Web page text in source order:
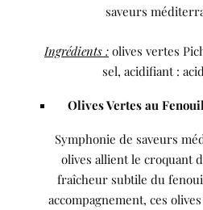
saveurs
Ingrédients : olives vertes
sel, acidifiant :
Olives Vertes au
Symphonie de saveurs
olives allient le croquant
fraîcheur subtile du
accompagnement, ces